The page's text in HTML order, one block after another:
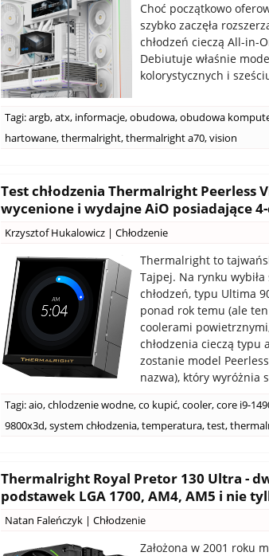
Choć początkowo
szybko zaczęła
chłodzeń cieczą All-in-
Debiutuje właśnie
kolorystycznych i
Tagi:argb,atx, informacje,obudowa,obudowa
hartowane,thermalright,thermalright a70,vision
Test chłodzenia Thermalright Peerless
wycenione i wydajne AiO posiadające
Krzysztof Hukalowicz | Chłodzenie
Thermalright to
Tajpej. Na rynku
chłodzeń, typu Ultima
ponad rok temu (ale
coolerami
chłodzenia cieczą
zostanie model
nazwa), który wyróżnia
Tagi:aio,chlodzenie wodne,co kupić,cooler,core i9-
9800x3d,system chłodzenia,temperatura,test,
Thermalright Royal Pretor 130 Ultra -
podstawek LGA 1700, AM4, AM5 i nie
Natan Faleńczyk | Chłodzenie
Założona w 2001 roku